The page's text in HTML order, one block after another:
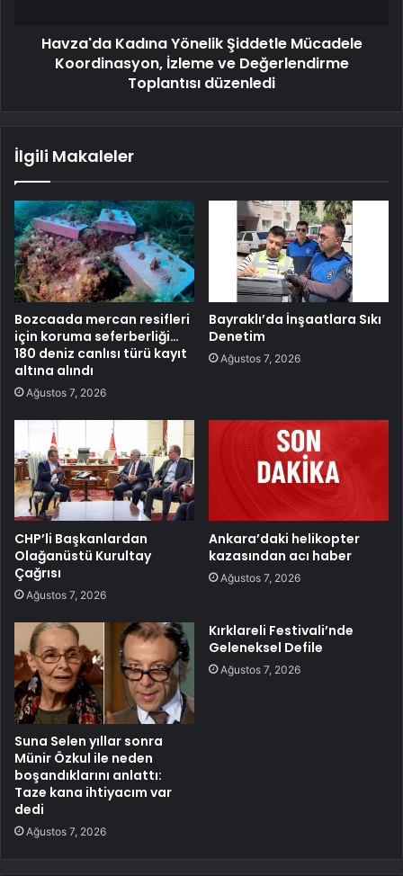
Havza'da Kadına Yönelik Şiddetle Mücadele
Koordinasyon, İzleme ve Değerlendirme
Toplantısı düzenledi
İlgili Makaleler
Bozcaada mercan resifleri
için koruma seferberliği…
180 deniz canlısı türü kayıt
altına alındı
Ağustos 7, 2026
Bayraklı’da İnşaatlara Sıkı
Denetim
Ağustos 7, 2026
CHP’li Başkanlardan
Olağanüstü Kurultay
Çağrısı
Ağustos 7, 2026
Ankara’daki helikopter
kazasından acı haber
Ağustos 7, 2026
Suna Selen yıllar sonra
Münir Özkul ile neden
boşandıklarını anlattı:
Taze kana ihtiyacım var
dedi
Ağustos 7, 2026
Kırklareli Festivali’nde
Geleneksel Defile
Ağustos 7, 2026